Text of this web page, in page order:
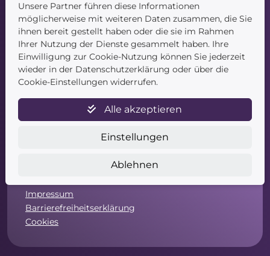
Service
Impressum
Barrierefreiheitserklärung
Cookies
Unsere Partner führen diese Informationen
möglicherweise mit weiteren Daten zusammen, die Sie
ihnen bereit gestellt haben oder die sie im Rahmen
Ihrer Nutzung der Dienste gesammelt haben. Ihre
Einwilligung zur Cookie-Nutzung können Sie jederzeit
wieder in der Datenschutzerklärung oder über die
Cookie-Einstellungen widerrufen.
Alle akzeptieren
Einstellungen
Ablehnen